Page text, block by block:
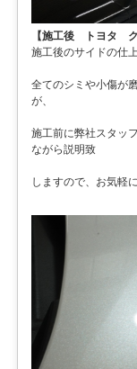
【施工後 トヨタ
施工後のサイドの仕
全てのシミや小傷が
が、
施工前に弊社スタッ
ながら説明致
しますので、お気軽